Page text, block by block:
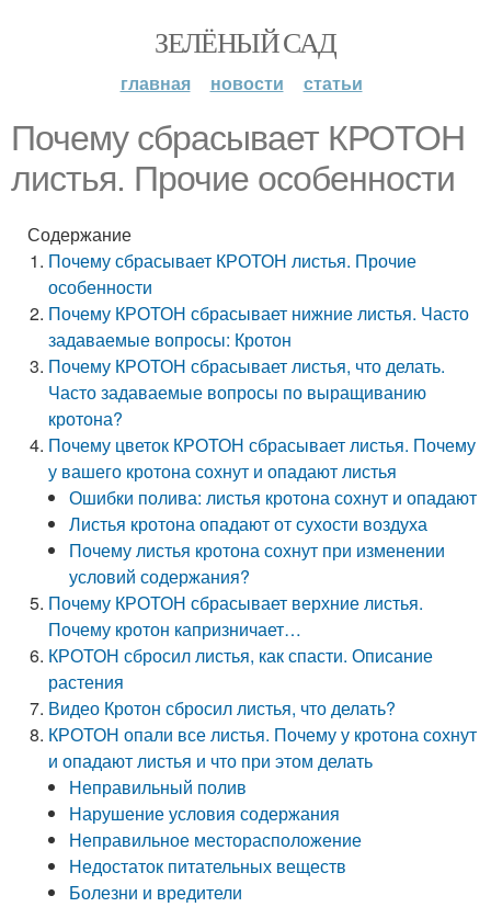
ЗЕЛЁНЫЙ САД
главная новости статьи
Почему сбрасывает КРОТОН
листья. Прочие особенности
Содержание
Почему сбрасывает КРОТОН листья. Прочие
особенности
Почему КРОТОН сбрасывает нижние листья. Часто
задаваемые вопросы: Кротон
Почему КРОТОН сбрасывает листья, что делать.
Часто задаваемые вопросы по выращиванию
кротона?
Почему цветок КРОТОН сбрасывает листья. Почему
у вашего кротона сохнут и опадают листья
Ошибки полива: листья кротона сохнут и опадают
Листья кротона опадают от сухости воздуха
Почему листья кротона сохнут при изменении
условий содержания?
Почему КРОТОН сбрасывает верхние листья.
Почему кротон капризничает…
КРОТОН сбросил листья, как спасти. Описание
растения
Видео Кротон сбросил листья, что делать?
КРОТОН опали все листья. Почему у кротона сохнут
и опадают листья и что при этом делать
Неправильный полив
Нарушение условия содержания
Неправильное месторасположение
Недостаток питательных веществ
Болезни и вредители